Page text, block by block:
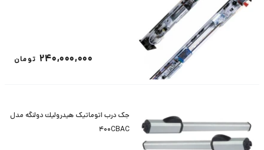
240,000,000 تومان
جک درب اتوماتیک هيدروليك دولنگه مدل
400CBAC